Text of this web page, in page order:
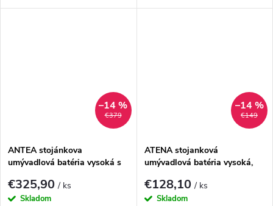
€379
–14 %
ANTEA stojánkova
umývadlová batéria vysoká s
chróm/zlato
€325,90/ ks
Skladom
€149
–14 %
ATENA stojanková
umývadlová batéria vysoká,
€128,10/ ks
Skladom